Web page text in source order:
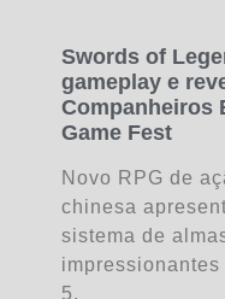
Swords of
gameplay e
Companheiros
Game Fest
Novo RPG de
chinesa
sistema de
5.